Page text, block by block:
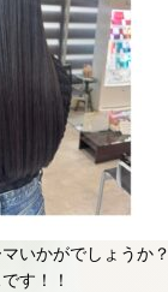
いかがでしょうか？
す！！